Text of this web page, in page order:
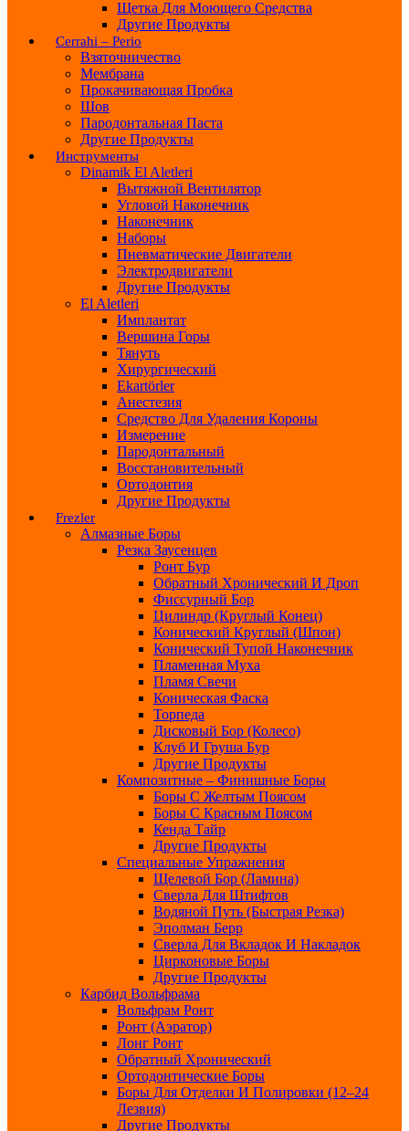
Щетка Для Моющего Средства
Другие Продукты
Cerrahi – Perio
Взяточничество
Мембрана
Прокачивающая Пробка
Шов
Пародонтальная Паста
Другие Продукты
Инструменты
Dinamik El Aletleri
Вытяжной Вентилятор
Угловой Наконечник
Наконечник
Наборы
Пневматические Двигатели
Электродвигатели
Другие Продукты
El Aletleri
Имплантат
Вершина Горы
Тянуть
Хирургический
Ekartörler
Анестезия
Средство Для Удаления Короны
Измерение
Пародонтальный
Восстановительный
Ортодонтия
Другие Продукты
Frezler
Алмазные Боры
Резка Заусенцев
Ронт Бур
Обратный Хронический И Дроп
Фиссурный Бор
Цилиндр (круглый Конец)
Конический Круглый (шпон)
Конический Тупой Наконечник
Пламенная Муха
Пламя Свечи
Коническая Фаска
Торпеда
Дисковый Бор (колесо)
Клуб И Груша Бур
Другие Продукты
Композитные – Финишные Боры
Боры С Желтым Поясом
Боры С Красным Поясом
Кенда Тайр
Другие Продукты
Специальные Упражнения
Щелевой Бор (ламина)
Сверла Для Штифтов
Водяной Путь (быстрая Резка)
Эполман Берр
Сверла Для Вкладок И Накладок
Цирконовые Боры
Другие Продукты
Карбид Вольфрама
Вольфрам Ронт
Ронт (Аэратор)
Лонг Ронт
Обратный Хронический
Ортодонтические Боры
Боры Для Отделки И Полировки (12–24
Лезвия)
Другие Продукты